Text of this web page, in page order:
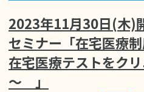
2023年11月30日(木)
セミナー「在宅医療
在宅医療テストをク
～ 」